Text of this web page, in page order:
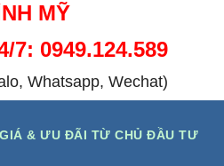
MỸ
7: 0949.124.589
Whatsapp, Wechat)
& ƯU ĐÃI TỪ CHỦ ĐẦU TƯ